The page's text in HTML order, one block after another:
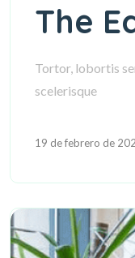
The
Tortor, lobortis
scelerisque
19 de febrero de